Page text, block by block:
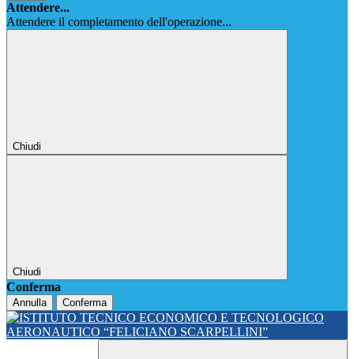
Attendere...
Attendere il completamento dell'operazione...
Chiudi
Chiudi
Conferma
Annulla Conferma